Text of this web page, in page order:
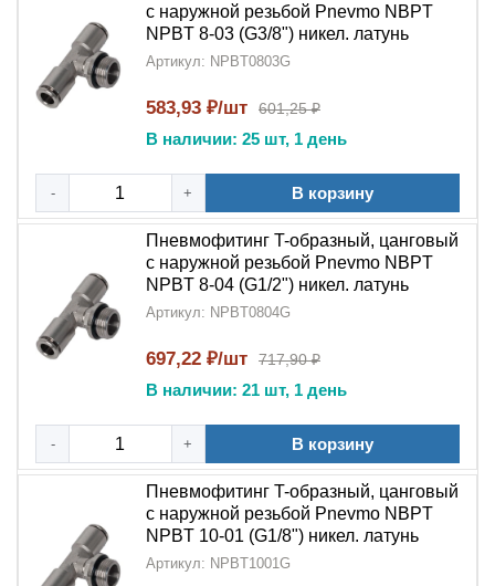
с наружной резьбой Pnevmo NBPT
NPBT 8-03 (G3/8") никел. латунь
Артикул: NPBT0803G
583,93 ₽/шт 601,25 ₽
В наличии: 25 шт, 1 день
- + В корзину
Пневмофитинг T-образный, цанговый
с наружной резьбой Pnevmo NBPT
NPBT 8-04 (G1/2") никел. латунь
Артикул: NPBT0804G
697,22 ₽/шт 717,90 ₽
В наличии: 21 шт, 1 день
- + В корзину
Пневмофитинг T-образный, цанговый
с наружной резьбой Pnevmo NBPT
NPBT 10-01 (G1/8") никел. латунь
Артикул: NPBT1001G